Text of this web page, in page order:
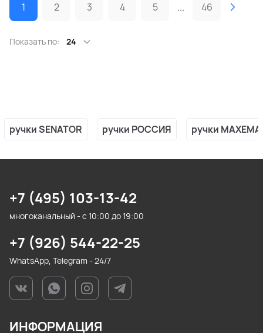
1 2 3 4 5 ... 46
Показать по: 24
ручки SENATOR ручки РОССИЯ ручки MAXEMA
+7 (495) 103-13-42
многоканальный - с 10:00 до 19:00
+7 (926) 544-22-25
WhatsApp, Telegram - 24/7
ИНФОРМАЦИЯ